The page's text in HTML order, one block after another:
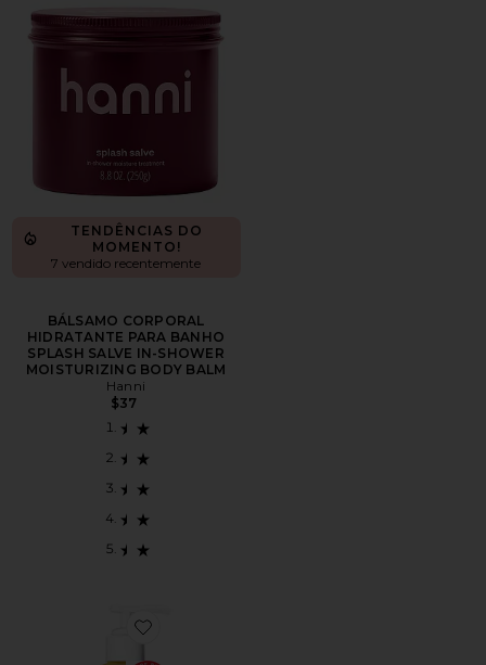
TENDÊNCIAS DO
MOMENTO!
7 vendido recentemente
BÁLSAMO CORPORAL
HIDRATANTE PARA BANHO
SPLASH SALVE IN-SHOWER
MOISTURIZING BODY BALM
Hanni
$37
Favorite ÓLEO CORPORAL DE ALGAS UNDARIA